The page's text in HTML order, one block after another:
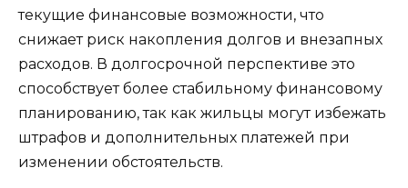
текущие финансовые возможности, что
снижает риск накопления долгов и внезапных
расходов. В долгосрочной перспективе это
способствует более стабильному финансовому
планированию, так как жильцы могут избежать
штрафов и дополнительных платежей при
изменении обстоятельств.